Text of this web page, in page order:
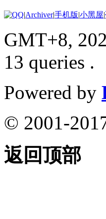
|Archiver|手机版|小黑屋|
GMT+8,
13 queries .
Powered by
© 2001-
返回顶部